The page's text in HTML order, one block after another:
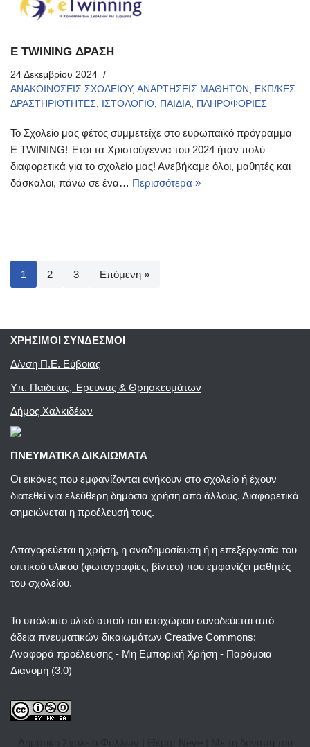
E TWINING ΔΡΑΣΗ
24 Δεκεμβρίου 2024
ΑΝΑΚΟΙΝΩΣΕΙΣ ΣΧΟΛΕΙΟΥ, ΑΝΑΡΤΗΣΕΙΣ ΜΑΘΗΤΩΝ , ΕΚΠ/ΚΕΣ
ΔΡΑΣΤΗΡΙΟΤΗΤΕΣ, ΙΣΤΟΛΟΓΙΟ, ΠΑΙΔΙΑ, ΠΛΗΡΟΦΟΡΙΕΣ
Το Σχολείο μας φέτος συμμετείχε στο ευρωπαϊκό πρόγραμμα
E TWINING! Έτσι τα Χριστούγεννα του 2024 ήταν πολύ
διαφορετικά για το σχολείο μας! Ανεβήκαμε όλοι, μαθητές και
δάσκαλοι, πάνω σε ένα… Περισσότερα »
1 2 3 Επόμενη »
ΧΡΗΣΙΜΟΙ ΣΥΝΔΕΣΜΟΙ
Δ/νση Π.Ε. Εύβοιας
Υπ. Παιδείας, Έρευνας & Θρησκευμάτων
Δήμος Χαλκιδέων
ΠΝΕΥΜΑΤΙΚΑ ΔΙΚΑΙΩΜΑΤΑ
Οι εικόνες που εμφανίζονται ανήκουν στο σχολείο ή έχουν
διατεθεί για ελεύθερη δημόσια χρήση από άλλους. Διαφορετικά
σημειώνεται η προέλευσή τους.
Απαγορεύεται η χρήση, η αναδημοσίευση ή η επεξεργασία του
οπτικού υλικού (φωτογραφίες, βίντεο) που εμφανίζει μαθητές
του σχολείου.
Το υπόλοιπο υλικό αυτού του ιστοχώρου συνοδεύεται από
άδεια πνευματικών δικαιωμάτων Creative Commons:
Αναφορά προέλευσης - Μη Εμπορική Χρήση - Παρόμοια
Διανομή (3.0)
Δημοτικό Σχολείο Φύλλων | Θέμα: Neve | Με τη δύναμη του